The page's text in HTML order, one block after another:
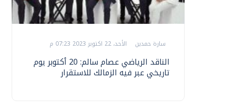
سارة حمدين الأحد، 22 اكتوبر 2023 07:23 م
الناقد الرياضي عصام سالم: 20 أكتوبر يوم
تاريخي عبر فيه الزمالك للاستقرار